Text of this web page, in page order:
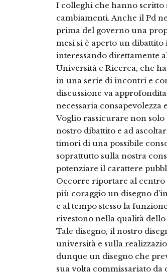
I colleghi che hanno scritto
cambiamenti. Anche il Pd
prima del governo una
mesi si è aperto un
interessando direttamente
Università e Ricerca, che
in una serie di incontri e
discussione va
necessaria
Voglio rassicurare non
nostro dibattito e ad
timori di una possibile
soprattutto sulla nostra
potenziare il carattere
Occorre riportare al centro
più coraggio un disegno
e al tempo stesso la
rivestono nella qualità
Tale disegno, il nostro
università e sulla
dunque un disegno che
sua volta commissariato da